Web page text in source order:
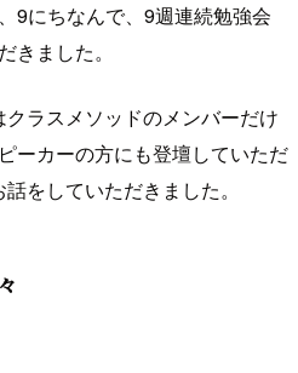
9にちなんで、9週連続勉強会
きました。
ラスメソッドのメンバーだけ
ーカーの方にも登壇していただ
をしていただきました。